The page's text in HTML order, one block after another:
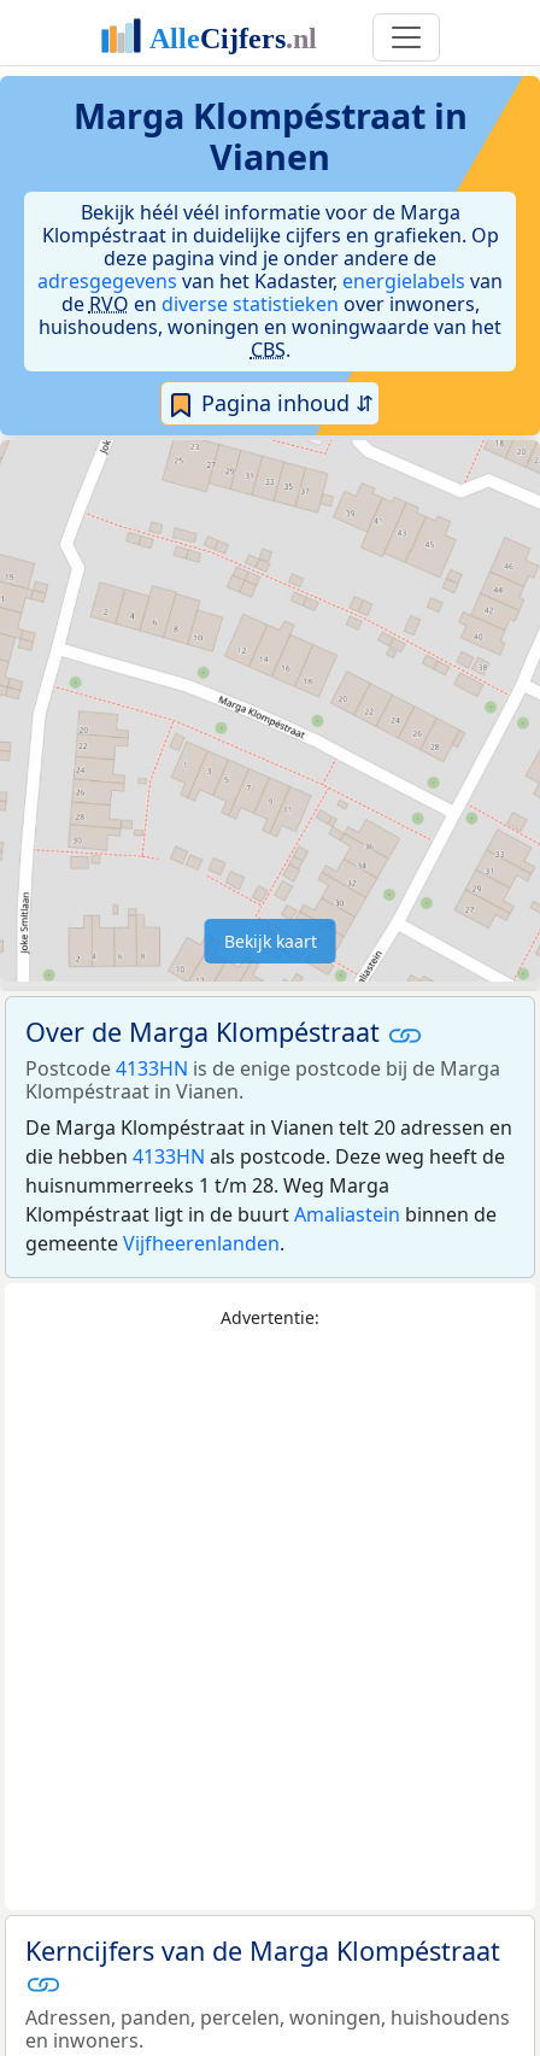
Marga Klompéstraat in
Vianen
Bekijk héél véél informatie voor de Marga
Klompéstraat in duidelijke cijfers en grafieken. Op
deze pagina vind je onder andere de
adresgegevens van het Kadaster, energielabels van
de RVO en diverse statistieken over inwoners,
huishoudens, woningen en woningwaarde van het
CBS.
Pagina inhoud ⇵
Bekijk kaart
Over de Marga Klompéstraat
Postcode4133HN is de enige postcode bij de Marga
Klompéstraat in Vianen.
De Marga Klompéstraat in Vianen telt 20 adressen en
die hebben 4133HN als postcode. Deze weg heeft de
huisnummerreeks 1 t/m 28. Weg Marga
Klompéstraat ligt in de buurtAmaliastein binnen de
gemeenteVijfheerenlanden.
Advertentie:
Kerncijfers van de Marga Klompéstraat
Adressen, panden, percelen, woningen, huishoudens
en inwoners.